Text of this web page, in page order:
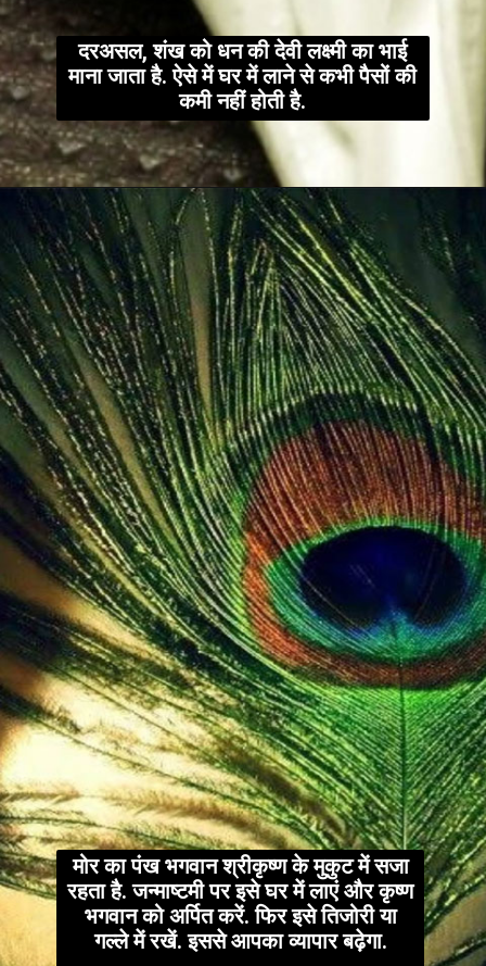
दरअसल, शंख को धन की देवी लक्ष्मी का भाई
माना जाता है. ऐसे में घर में लाने से कभी पैसों की
कमी नहीं होती है.
मोर का पंख भगवान श्रीकृष्ण के मुकुट में सजा
रहता है. जन्माष्टमी पर इसे घर में लाएं और कृष्ण
भगवान को अर्पित करें. फिर इसे तिजोरी या
गल्ले में रखें. इससे आपका व्यापार बढ़ेगा.